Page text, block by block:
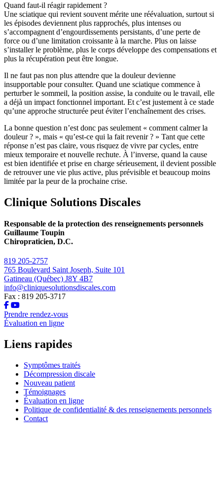
Quand faut-il réagir rapidement ?
Une sciatique qui revient souvent mérite une réévaluation, surtout si
les épisodes deviennent plus rapprochés, plus intenses ou
s’accompagnent d’engourdissements persistants, d’une perte de
force ou d’une limitation croissante à la marche. Plus on laisse
s’installer le problème, plus le corps développe des compensations et
plus la récupération peut être longue.
Il ne faut pas non plus attendre que la douleur devienne
insupportable pour consulter. Quand une sciatique commence à
perturber le sommeil, la position assise, la conduite ou le travail, elle
a déjà un impact fonctionnel important. Et c’est justement à ce stade
qu’une approche structurée peut éviter l’enchaînement des crises.
La bonne question n’est donc pas seulement « comment calmer la
douleur ? », mais « qu’est-ce qui la fait revenir ? » Tant que cette
réponse n’est pas claire, vous risquez de vivre par cycles, entre
mieux temporaire et nouvelle rechute. À l’inverse, quand la cause
est bien identifiée et prise en charge sérieusement, il devient possible
de retrouver une vie plus active, plus prévisible et beaucoup moins
limitée par la peur de la prochaine crise.
Clinique Solutions Discales
Responsable de la protection des renseignements personnels
Guillaume Toupin
Chiropraticien, D.C.
819 205-2757
765 Boulevard Saint Joseph, Suite 101
Gatineau (Québec) J8Y 4B7
info@cliniquesolutionsdiscales.com
Fax : 819 205-3717
Prendre rendez-vous
Évaluation en ligne
Liens rapides
Symptômes traités
Décompression discale
Nouveau patient
Témoignages
Évaluation en ligne
Politique de confidentialité & des renseignements personnels
Contact